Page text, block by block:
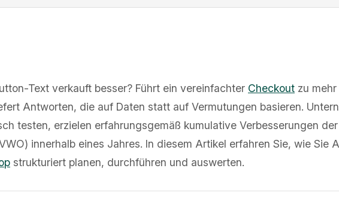
Text verkauft besser? Führt ein vereinfachter Checkout zu
Antworten, die auf Daten statt auf Vermutungen basieren.
testen, erzielen erfahrungsgemäß kumulative Verbesserungen
innerhalb eines Jahres. In diesem Artikel erfahren Sie, wie Sie
strukturiert planen, durchführen und auswerten.